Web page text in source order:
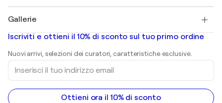
Banksy
Mr. Brainwash
Shepard Fairey
Quadri astratti in vendita
Dipinti di paesaggi
sculture
Dipinti acrilici
Gallerie
Gallerie d’arte in Italia
Iscriviti e ottieni il 10% di sconto sul tuo primo ordine
Nuovi arrivi, selezioni dei curatori, caratteristiche esclusive.
Inserisci
tuo
indirizzo
email
Ottieni ora il 10% di sconto